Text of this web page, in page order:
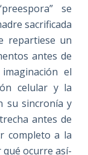
se
sacrificada
repartiese un
antes de
el
celular y la
su sincronía y
antes de
completo a la
ocurre así-